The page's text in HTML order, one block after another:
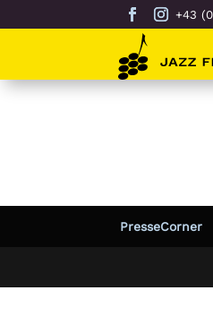
+43
PresseCorner